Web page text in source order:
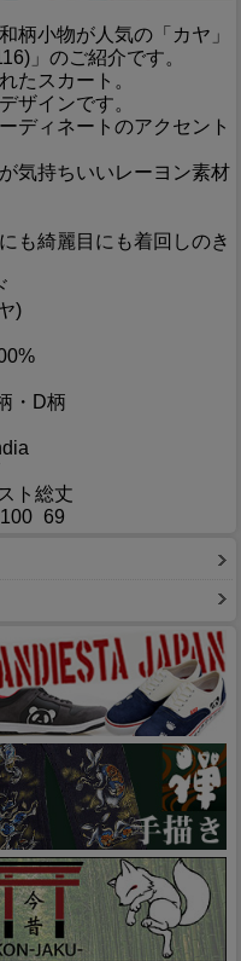
柄小物が人気の「カヤ」
」のご紹介です。
たスカート。
ザインです。
ディネートのアクセント
気持ちいいレーヨン素材
も綺麗目にも着回しのき
)
・D柄
ト 総丈
69